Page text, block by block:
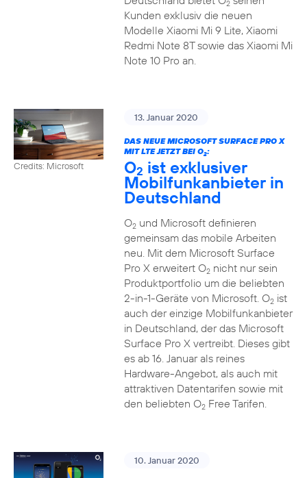
2
Kunden exklusiv die neuen
Modelle Xiaomi Mi 9 Lite, Xiaomi
Redmi Note 8T sowie das Xiaomi Mi
Note 10 Pro an.
Credits: Microsoft
13. Januar 2020
DAS NEUE MICROSOFT SURFACE PRO X
MIT LTE JETZT BEI O2:
O2 ist exklusiver
Mobilfunkanbieter in
Deutschland
O2und Microsoft definieren
gemeinsam das mobile Arbeiten
neu. Mit dem Microsoft Surface
Pro X erweitert O2nicht nur sein
Produktportfolio um die beliebten
2-in-1-Geräte von Microsoft. O2ist
auch der einzige Mobilfunkanbieter
in Deutschland, der das Microsoft
Surface Pro X vertreibt. Dieses gibt
es ab 16. Januar als reines
Hardware-Angebot, als auch mit
attraktiven Datentarifen sowie mit
den beliebten O2Free Tarifen.
10. Januar 2020